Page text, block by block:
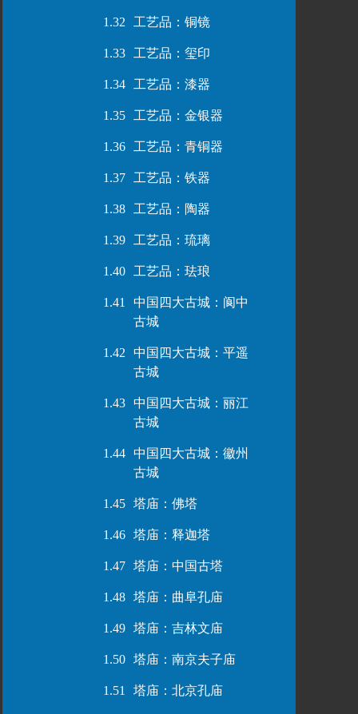
1.32 工艺品：铜镜
1.33 工艺品：玺印
1.34 工艺品：漆器
1.35 工艺品：金银器
1.36 工艺品：青铜器
1.37 工艺品：铁器
1.38 工艺品：陶器
1.39 工艺品：琉璃
1.40 工艺品：珐琅
1.41
中国四大古城：阆中
古城
1.42
中国四大古城：平遥
古城
1.43
中国四大古城：丽江
古城
1.44
中国四大古城：徽州
古城
1.45 塔庙：佛塔
1.46 塔庙：释迦塔
1.47 塔庙：中国古塔
1.48 塔庙：曲阜孔庙
1.49 塔庙：吉林文庙
1.50 塔庙：南京夫子庙
1.51 塔庙：北京孔庙